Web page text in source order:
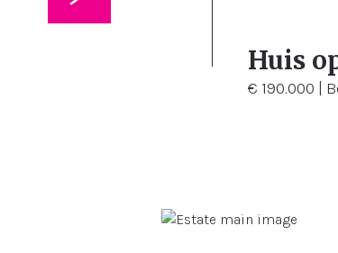
3
Huis
€ 190.000 |